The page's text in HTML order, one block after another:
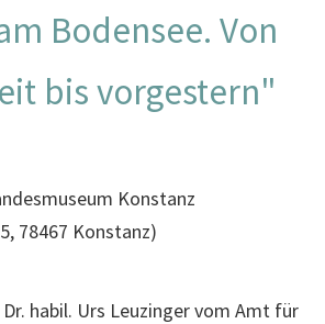
Bodensee. Von
bis vorgestern"
Konstanz
78467 Konstanz)
habil. Urs Leuzinger vom Amt für